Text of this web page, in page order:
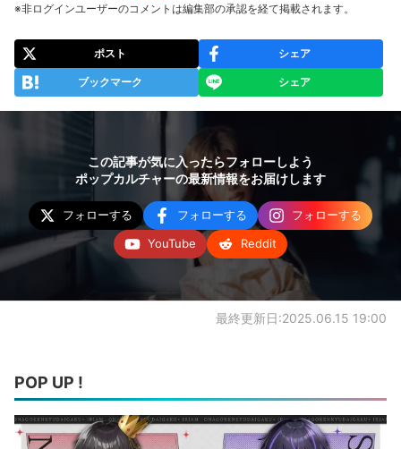
※非ログインユーザーのコメントは編集部の承認を経て掲載されます。
ポスト シェア
ブックマーク シェア
この記事が気に入ったらフォローしよう
ポップカルチャーの最新情報をお届けします
フォローする フォローする
フォローする
YouTube
Reddit
最終更新日:2025.06.15 19:00
POP UP !